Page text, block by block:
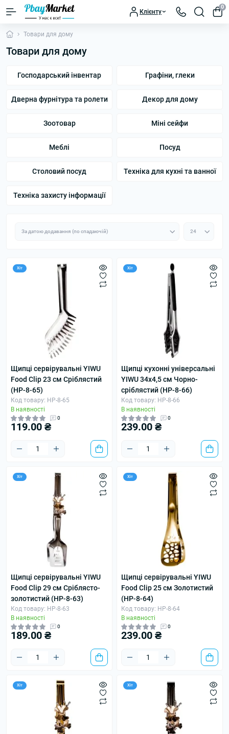
Клієнту
0
Товари для дому
Товари для дому
Господарський інвентар Графіни, глеки
Дверна фурнітура та ролети Декор для дому
Зоотовар Міні сейфи
Меблі Посуд
Столовий посуд Техніка для кухні та ванної
Техніка захисту інформації
Хіт
Щипці сервірувальні YIWU
Food Clip 23 см Сріблястий
(HP-8-65)
Код товару: HP-8-65
В наявності
0
119.00 ₴
Хіт
Щипці кухонні універсальні
YIWU 34х4,5 см Чорно-
сріблястий (HP-8-66)
Код товару: HP-8-66
В наявності
0
239.00 ₴
Хіт
Щипці сервірувальні YIWU
Food Clip 29 см Сріблясто-
золотистий (HP-8-63)
Код товару: HP-8-63
В наявності
0
189.00 ₴
Хіт
Щипці сервірувальні YIWU
Food Clip 25 см Золотистий
(HP-8-64)
Код товару: HP-8-64
В наявності
0
239.00 ₴
Хіт Хіт